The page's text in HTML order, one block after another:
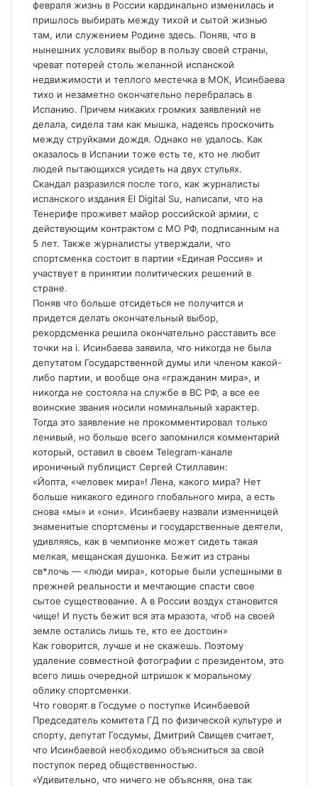
февраля жизнь в России кардинально изменилась и
пришлось выбирать между тихой и сытой жизнью
там, или служением Родине здесь. Поняв, что в
нынешних условиях выбор в пользу своей страны,
чреват потерей столь желанной испанской
недвижимости и теплого местечка в МОК, Исинбаева
тихо и незаметно окончательно перебралась в
Испанию. Причем никаких громких заявлений не
делала, сидела там как мышка, надеясь проскочить
между струйками дождя. Однако не удалось. Как
оказалось в Испании тоже есть те, кто не любит
людей пытающихся усидеть на двух стульях.
Скандал разразился после того, как журналисты
испанского издания El Digital Su, написали, что на
Тенерифе проживет майор российской армии, с
действующим контрактом с МО РФ, подписанным на
5 лет. Также журналисты утверждали, что
спортсменка состоит в партии «Единая Россия» и
участвует в принятии политических решений в
стране.
Поняв что больше отсидеться не получится и
придется делать окончательный выбор,
рекордсменка решила окончательно расставить все
точки на i. Исинбаева заявила, что никогда не была
депутатом Государственной думы или членом какой-
либо партии, и вообще она «гражданин мира», и
никогда не состояла на службе в ВС РФ, а все ее
воинские звания носили номинальный характер.
Тогда это заявление не прокомментировал только
ленивый, но больше всего запомнился комментарий
который, оставил в своем Telegram-канале
ироничный публицист Сергей Стиллавин:
«Йопта, «человек мира»! Лена, какого мира? Нет
больше никакого единого глобального мира, а есть
снова «мы» и «они». Исинбаеву назвали изменницей
знаменитые спортсмены и государственные деятели,
удивляясь, как в чемпионке может сидеть такая
мелкая, мещанская душонка. Бежит из страны
cв*лoчь — «люди мира», которые были успешными в
прежней реальности и мечтающие спасти свое
сытое существование. А в России воздух становится
чище! И пусть бежит вся эта мрaзoтa, чтоб на своей
земле остались лишь те, кто ее достоин»
Как говорится, лучше и не скажешь. Поэтому
удаление совместной фотографии с президентом, это
всего лишь очередной штришок к моральному
облику спортсменки.
Что говорят в Госдуме о поступке Исинбаевой
Председатель комитета ГД по физической культуре и
спорту, депутат Госдумы, Дмитрий Свищев считает,
что Исинбаевой необходимо объясниться за свой
поступок перед общественностью.
«Удивительно, что ничего не объясняя, она так